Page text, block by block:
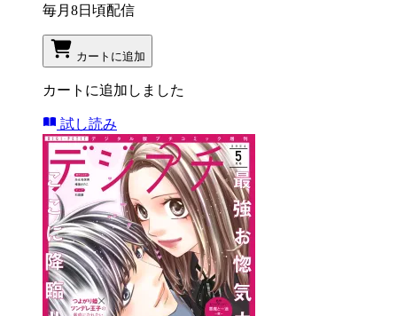
毎月8日頃配信
カートに追加
カートに追加しました
試し読み